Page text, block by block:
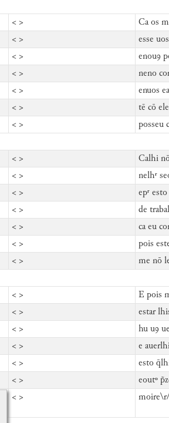
< > Ca os
< > esse
< > enouꝯ
< > neno
< > enuos
< > tē cō
< > posseu
< > Calhi
< > nelhʳ
< > epʳ
< > de
< > ca eu
< > pois
< > me nō
< > E pois
< > estar
< > hu uꝯ
< > e
< > esto
< > eoutᵒ
< >